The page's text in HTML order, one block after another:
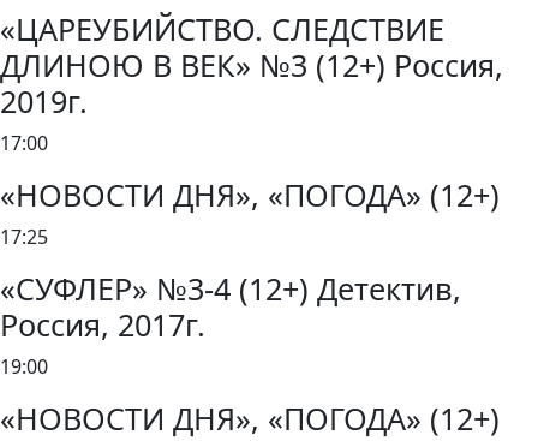
«ЦАРЕУБИЙСТВО. СЛЕДСТВИЕ
ДЛИНОЮ В ВЕК» №3 (12+) Россия,
2019г.
17:00
«НОВОСТИ ДНЯ», «ПОГОДА» (12+)
17:25
«СУФЛЕР» №3-4 (12+) Детектив,
Россия, 2017г.
19:00
«НОВОСТИ ДНЯ», «ПОГОДА» (12+)